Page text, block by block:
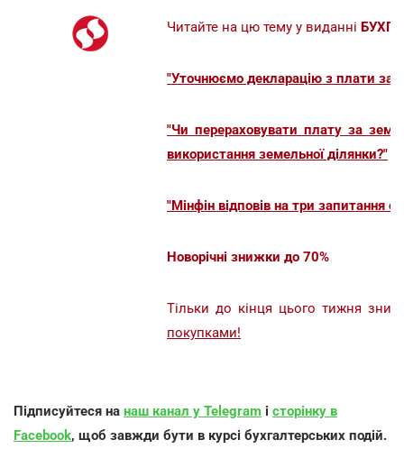
Читайте на цю тему у виданні
"Уточнюємо декларацію з плати за
"Чи перераховувати плату за
використання земельної ділянки?"
"Мінфін відповів на три запитання
Новорічні знижки до 70%
Тільки до кінця цього тижня
покупками!
Підписуйтеся на наш канал у Telegram і сторінку в
Facebook, щоб завжди бути в курсі бухгалтерських подій.